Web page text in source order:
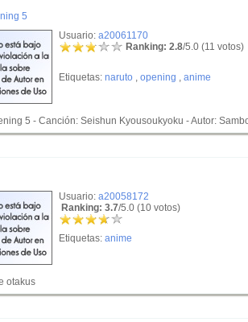
5
Usuario: a20061170
Ranking: 2.8/5.0 (11 votos)
Etiquetas: naruto , opening , anime
5 - Canción: Seishun Kyousoukyoku - Autor:
Usuario: a20058172
Ranking: 3.7/5.0 (10 votos)
Etiquetas: anime
otakus